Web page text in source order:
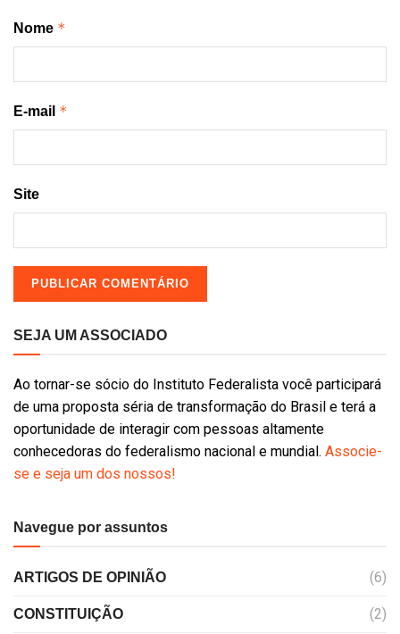
Nome *
E-mail *
Site
SEJA UM ASSOCIADO
Ao tornar-se sócio do Instituto Federalista você participará
de uma proposta séria de transformação do Brasil e terá a
oportunidade de interagir com pessoas altamente
conhecedoras do federalismo nacional e mundial. Associe-
se e seja um dos nossos!
Navegue por assuntos
ARTIGOS DE OPINIÃO (6)
CONSTITUIÇÃO (2)